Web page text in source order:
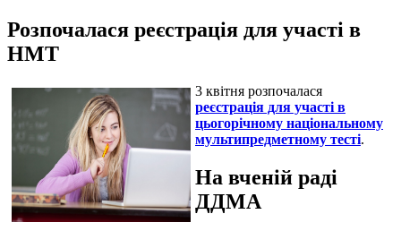
Розпочалася реєстрація для участі в
НМТ
3 квітня розпочалася
реєстрація для участі в
цьогорічному національному
мультипредметному тесті.
На вченій раді
ДДМА